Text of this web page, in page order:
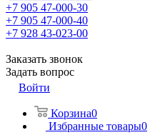
+7 905 47-000-30
+7 905 47-000-40
+7 928 43-023-00
Заказать звонок
Задать вопрос
Войти
Корзина0
Избранные товары0